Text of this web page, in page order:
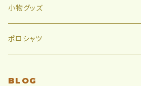
小物グッズ
ポロシャツ
BLOG